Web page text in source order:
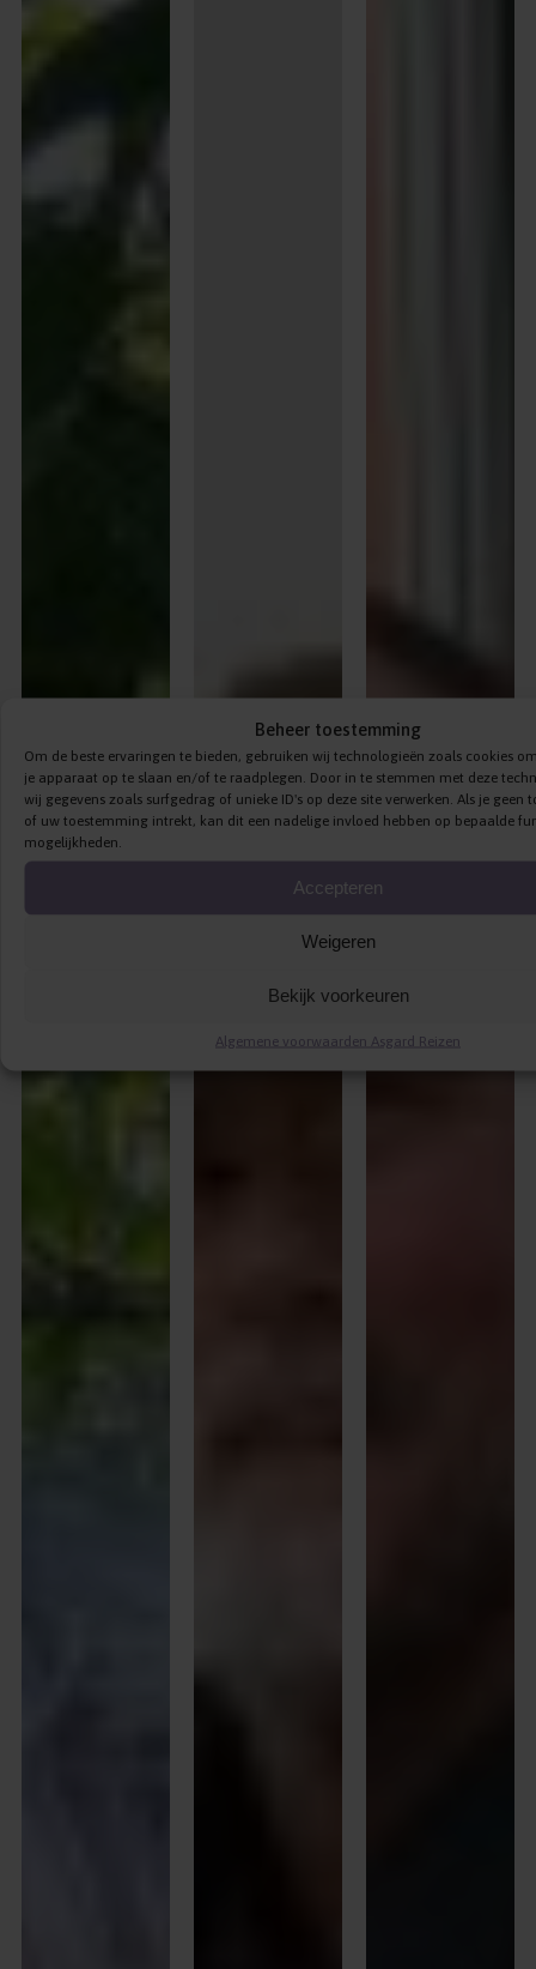
Beheer toestemming
Om de beste ervaringen te bieden, gebruiken wij technologieën zoals cookies
je apparaat op te slaan en/of te raadplegen. Door in te stemmen met deze
wij gegevens zoals surfgedrag of unieke ID's op deze site verwerken. Als je geen
of uw toestemming intrekt, kan dit een nadelige invloed hebben op bepaalde
mogelijkheden.
Accepteren
Weigeren
Bekijk voorkeuren
Algemene voorwaarden Asgard Reizen